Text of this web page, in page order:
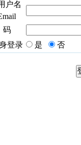
户名
码
登录
是 否